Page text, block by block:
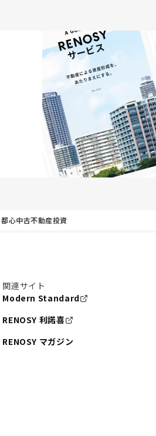
都心中古不動産投資
関連サイト
Modern Standard
RENOSY 利諾喜
RENOSY マガジン